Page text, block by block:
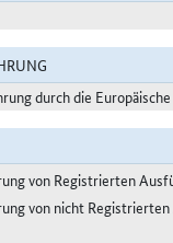
durch die
von Registrierten
von nicht